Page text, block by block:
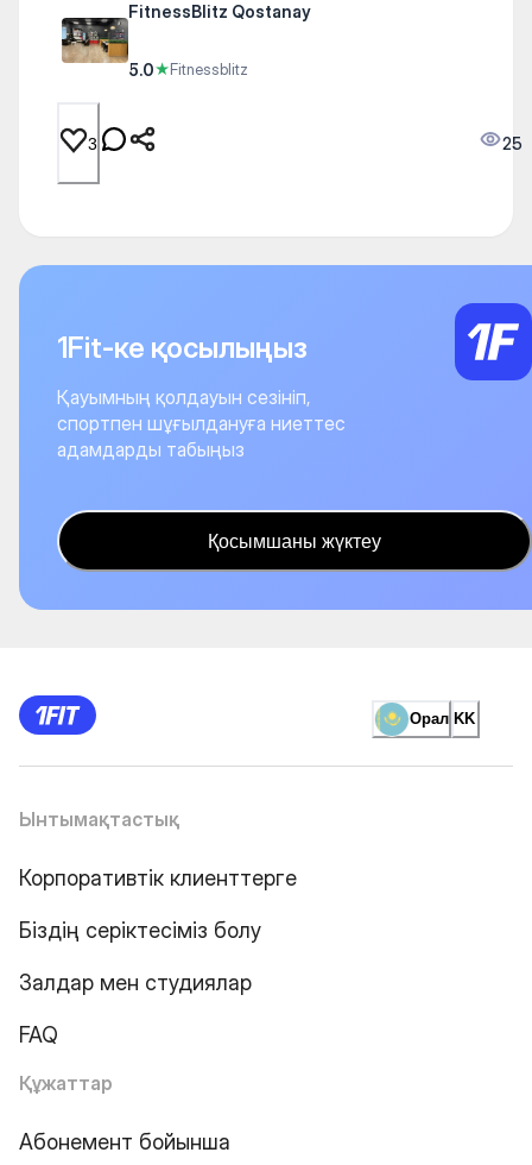
FitnessBlitz Qostanay
5.0★Fitnessblitz
3 25
1Fit-ке қосылыңыз
Қауымның қолдауын сезініп,
спортпен шұғылдануға ниеттес
адамдарды табыңыз
Қосымшаны жүктеу
Орал KK
Ынтымақтастық
Корпоративтік клиенттерге
Біздің серіктесіміз болу
Залдар мен студиялар
FAQ
Құжаттар
Абонемент бойынша